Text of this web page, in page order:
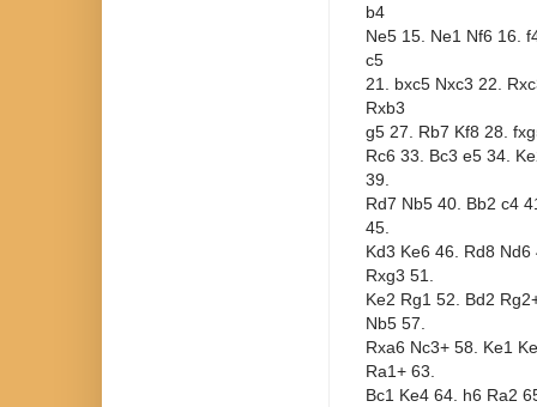
b4
Ne5 15. Ne1 Nf6 16.
c5
21. bxc5 Nxc3 22.
Rxb3
g5 27. Rb7 Kf8 28.
Rc6 33. Bc3 e5 34.
39.
Rd7 Nb5 40. Bb2 c4
45.
Kd3 Ke6 46. Rd8
Rxg3 51.
Ke2 Rg1 52. Bd2
Nb5 57.
Rxa6 Nc3+ 58. Ke1
Ra1+ 63.
Bc1 Ke4 64. h6 Ra2